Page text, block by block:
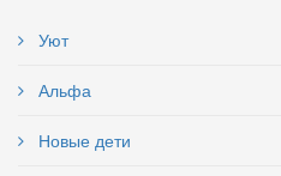
Уют
Альфа
Новые дети